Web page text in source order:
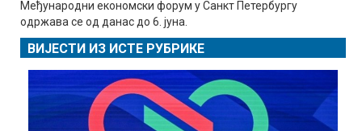
Међународни економски форум у Санкт Петербургу
одржава се од данас до 6. јуна.
ВИЈЕСТИ ИЗ ИСТЕ РУБРИКЕ